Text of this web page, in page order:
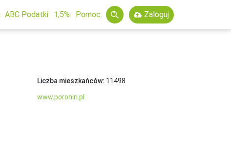
ABC Podatki 1,5% Pomoc Zaloguj
Liczba mieszkańców: 11498
www.poronin.pl